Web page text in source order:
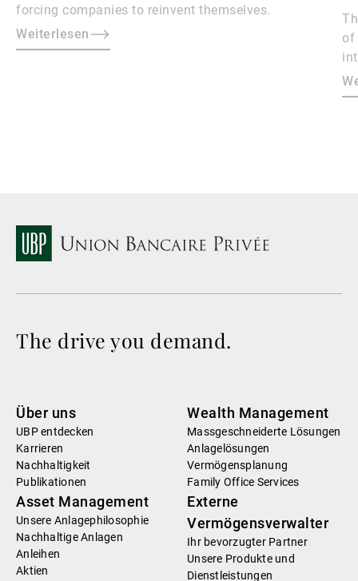
forcing companies to reinvent themselves.
Weiterlesen
of
The drive you demand.
Über uns
UBP entdecken
Karrieren
Nachhaltigkeit
Publikationen
Wealth Management
Massgeschneiderte Lösungen
Anlagelösungen
Vermögensplanung
Family Office Services
Asset Management
Unsere Anlagephilosophie
Nachhaltige Anlagen
Anleihen
Aktien
Externe
Vermögensverwalter
Ihr bevorzugter Partner
Unsere Produkte und
Dienstleistungen